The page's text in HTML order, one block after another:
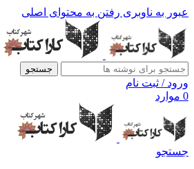
عبور به ناوبری رفتن به محتوای اصلی
جستجو
ورود / ثبت نام
0 موارد
جستجو